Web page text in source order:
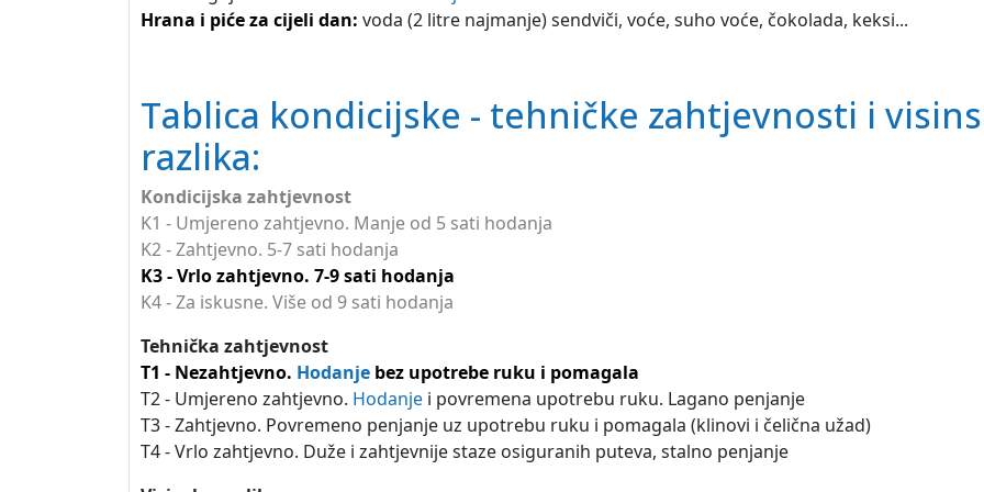
Hrana i piće za cijeli dan: voda (2 litre najmanje) sendviči, voće, suho voće, čokolada, keksi...
Tablica kondicijske - tehničke zahtjevnosti i
razlika:
Kondicijska zahtjevnost
K1 - Umjereno zahtjevno. Manje od 5 sati hodanja
K2 - Zahtjevno. 5-7 sati hodanja
K3 - Vrlo zahtjevno. 7-9 sati hodanja
K4 - Za iskusne. Više od 9 sati hodanja
Tehnička zahtjevnost
T1 - Nezahtjevno. Hodanje bez upotrebe ruku i pomagala
T2 - Umjereno zahtjevno. Hodanje i povremena upotrebu ruku. Lagano penjanje
T3 - Zahtjevno. Povremeno penjanje uz upotrebu ruku i pomagala (klinovi i čelična užad)
T4 - Vrlo zahtjevno. Duže i zahtjevnije staze osiguranih puteva, stalno penjanje